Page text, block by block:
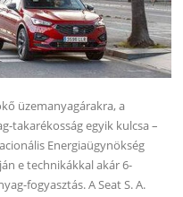
üzemanyagárakra, a
takarékosság egyik kulcsa –
Energiaügynökség
e technikákkal akár 6-
fogyasztás. A Seat S. A.